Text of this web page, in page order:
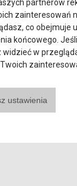
partnerów
zainteresowań
co obejmuje
końcowego.
widzieć w
ustawienia